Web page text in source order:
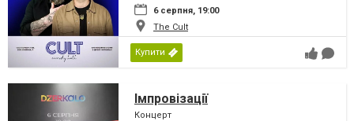
6 серпня, 19:00
The Cult
Купити
Імпровізації
Концерт